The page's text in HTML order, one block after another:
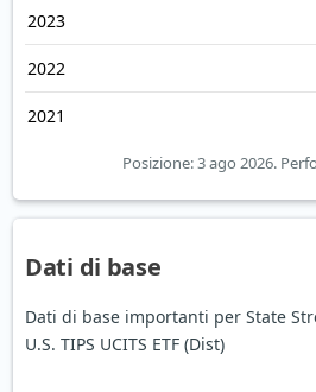
2023
2022
2021
Posizione: 3 ago 2026.
Dati di base
Dati di base importanti per State
U.S. TIPS UCITS ETF (Dist)